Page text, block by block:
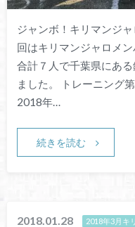
ジャンボ！キリマンジ
回はキリマンジャロメ
合計７人で千葉県にあ
ました。 トレーニング
2018年…
続きを読む
2018.01.28 2018年3月キ